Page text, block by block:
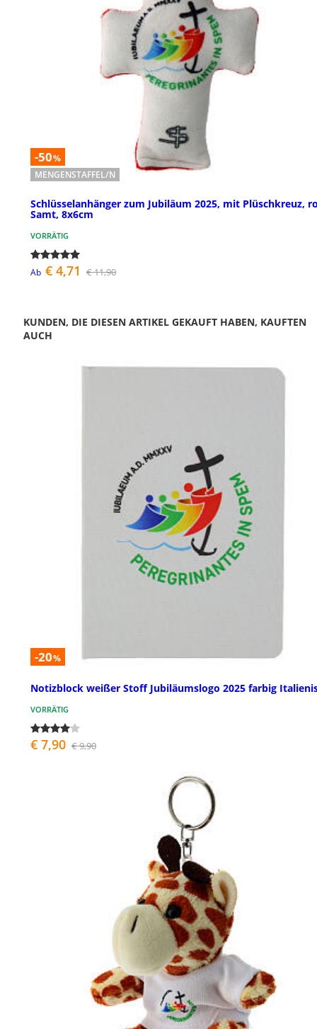
-50%
MENGENSTAFFEL/N
Schlüsselanhänger zum Jubiläum 2025, mit Plüschkreuz,
Samt, 8x6cm
VORRÄTIG
Ab € 4,71 € 11,90
KUNDEN, DIE DIESEN ARTIKEL GEKAUFT HABEN, KAUFTEN
AUCH
-20%
Notizblock weißer Stoff Jubiläumslogo 2025 farbig
VORRÄTIG
€ 7,90 € 9,90